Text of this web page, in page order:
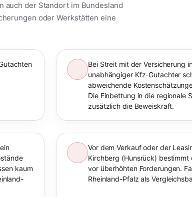
auch der Standort im Bundesland
oder Werkstätten eine
Bei Streit mit der Versicherung
unabhängiger Kfz-Gutachter
abweichende
Die Einbettung in die regionale
zusätzlich die Beweiskraft.
kaum
Vor dem Verkauf oder der
Kirchberg (Hunsrück)
vor überhöhten Forderungen.
Rheinland-Pfalz als